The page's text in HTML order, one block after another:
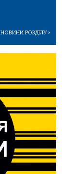
НОВИНИ РОЗДІЛУ>